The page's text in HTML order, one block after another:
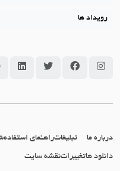
رویداد ها
سامانه جاما در اینستاگرام
سامانه جاما در
سامانه جاما
درباره ما تبلیغاتراهنمای استفاده
دانلود هاتغییراتنقشه سایت